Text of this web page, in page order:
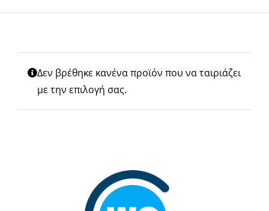
Ποιοι είμαστε
Επικοινωνία
Δεν βρέθηκε κανένα προϊόν που να ταιριάζει
με την επιλογή σας.